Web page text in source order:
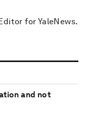
for YaleNews.
and not